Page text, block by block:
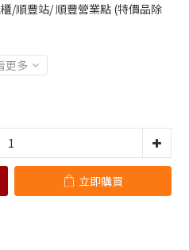
/順豐站/ 順豐營業點 (特價品除
更多
立即購買